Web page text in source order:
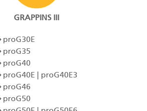
GRAPPINS III
proG30E
proG35
proG40
proG40E | proG40E3
proG46
proG50